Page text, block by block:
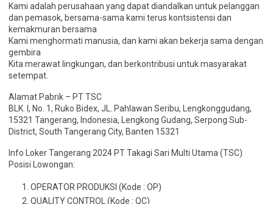
Kami adalah perusahaan yang dapat diandalkan untuk pelanggan
dan pemasok, bersama-sama kami terus kontsistensi dan
kemakmuran bersama
Kami menghormati manusia, dan kami akan bekerja sama dengan
gembira
Kita merawat lingkungan, dan berkontribusi untuk masyarakat
setempat.
Alamat Pabrik – PT TSC
BLK. I, No. 1, Ruko Bidex, JL. Pahlawan Seribu, Lengkonggudang,
15321 Tangerang, Indonesia, Lengkong Gudang, Serpong Sub-
District, South Tangerang City, Banten 15321
Info Loker Tangerang 2024 PT Takagi Sari Multi Utama (TSC)
Posisi Lowongan:
OPERATOR PRODUKSI (Kode : OP)
QUALITY CONTROL (Kode : QC)